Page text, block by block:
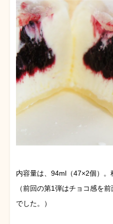
内容量は、94ml（47×2個）。
（前回の第1弾はチョコ感を
でした。）